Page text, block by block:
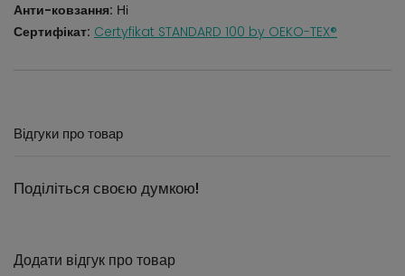
Анти-ковзання: Ні
Сертифікат: Certyfikat STANDARD 100 by OEKO-TEX®
Відгуки про товар
Поділіться своєю думкою!
Додати відгук про товар